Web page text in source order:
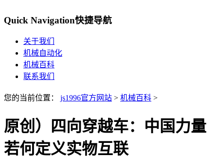
Quick Navigation快捷导航
关于我们
机械自动化
机械百科
联系我们
您的当前位置： js1996官方网站 > 机械百科 >
原创）四向穿越车：中国力量
若何定义实物互联